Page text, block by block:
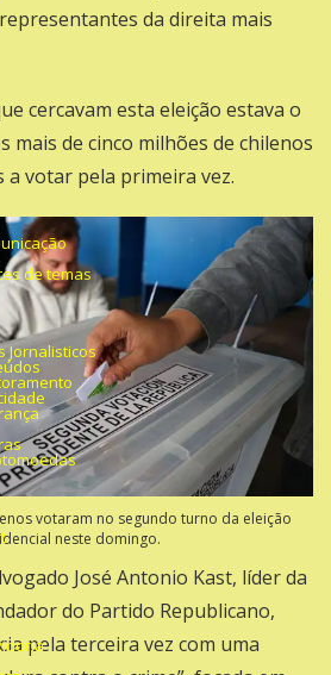
da direita mais
cercavam esta eleição estava o
mais de cinco milhões de chilenos
votar pela primeira vez.
votaram no segundo turno da eleição
neste domingo.
José Antonio Kast, líder da
do Partido Republicano,
pela terceira vez com uma
de temas
Jornalisticos